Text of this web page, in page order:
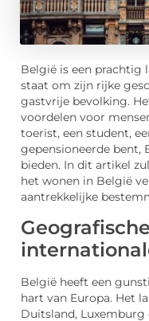
België is een prachtig
staat om zijn rijke
gastvrije bevolking.
voordelen voor
toerist, een student,
gepensioneerde bent,
bieden. In dit artikel
het wonen in België
aantrekkelijke
België heeft een
hart van Europa. Het
Duitsland, Luxemburg